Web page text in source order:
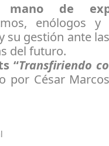
mano de
enólogos y
su gestión ante
del futuro.
“Transfiriendo
por César